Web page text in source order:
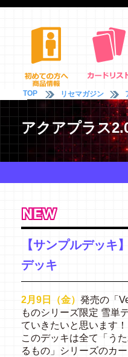
TOP リセマガジン
アクアプラス
【サンプルデッキ
デッキ
2月9日（金） 発売の「
ものシリーズ限定 雪単
ていきたいと思います！
このデッキは全て「う
るもの」シリーズのカ